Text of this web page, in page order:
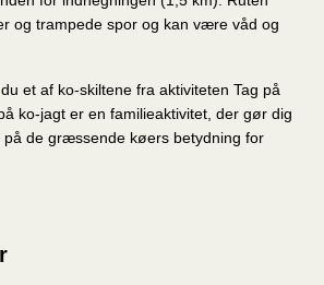
og trampede spor og kan være våd og
et af ko-skiltene fra aktiviteten Tag på
ko-jagt er en familieaktivitet, der gør dig
på de græssende køers betydning for